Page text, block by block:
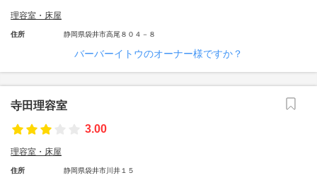
理容室・床屋
住所 静岡県袋井市高尾８０４－８
バーバーイトウのオーナー様ですか？
寺田理容室
3.00
理容室・床屋
住所 静岡県袋井市川井１５